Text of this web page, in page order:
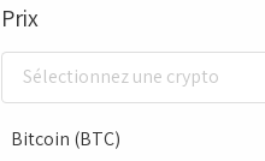
Prix
Sélectionnez une crypto
Bitcoin (BTC)